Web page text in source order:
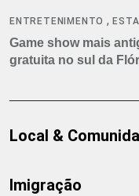
ENTRETENIMENTO ,
Game show mais
gratuita no sul da
Local &
Imigração